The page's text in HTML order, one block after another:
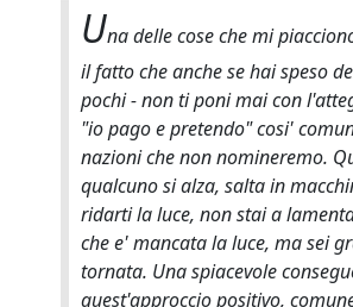
Una delle cose che mi
il fatto che anche se hai speso
pochi - non ti poni mai con
"io pago e pretendo" cosi'
nazioni che non nomineremo.
qualcuno si alza, salta in
ridarti la luce, non stai a
che e' mancata la luce, ma sei
tornata. Una spiacevole
quest'approccio positivo,